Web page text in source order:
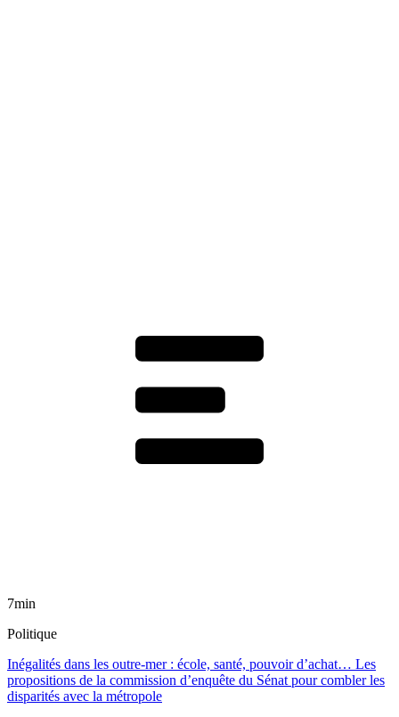
7min
Politique
Inégalités dans les outre-mer : école, santé, pouvoir d’achat… Les
propositions de la commission d’enquête du Sénat pour combler les
disparités avec la métropole